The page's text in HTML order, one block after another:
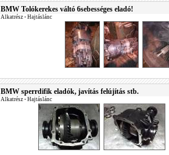
BMW Tolókerekes váltó 6sebességes eladó!
Alkatrész • Hajtáslánc
BMW sperrdifik eladók, javítás felújítás stb.
Alkatrész • Hajtáslánc